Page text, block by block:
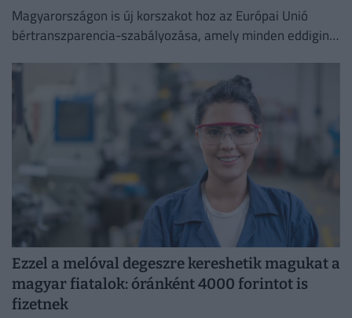
Magyarországon is új korszakot hoz az Európai Unió
bértranszparencia-szabályozása, amely minden eddiginél
Ezzel a melóval degeszre kereshetik magukat a
magyar fiatalok: óránként 4000 forintot is
fizetnek